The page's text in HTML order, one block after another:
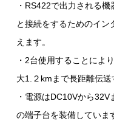
・RS422で出力される
と接続をするためのイン
えます。
・2台使用することによ
大1.２kmまで長距離伝送
・電源はDC10Vから
の端子台を装備していま